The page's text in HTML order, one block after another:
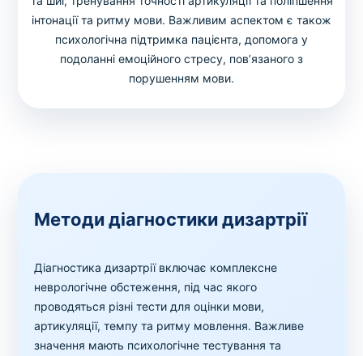
інтонації та ритму мови. Важливим аспектом є також
психологічна підтримка пацієнта, допомога у
подоланні емоційного стресу, пов’язаного з
порушенням мови.
Методи діагностики дизартрії
Діагностика дизартрії включає комплексне
неврологічне обстеження, під час якого
проводяться різні тести для оцінки мови,
артикуляції, темпу та ритму мовлення. Важливе
значення мають психологічне тестування та